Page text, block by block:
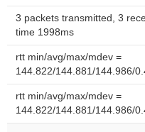
3 packets transmitted, 3
time 1998ms
rtt min/avg/max/mdev =
144.822/144.881/144.986/
rtt min/avg/max/mdev =
144.822/144.881/144.986/